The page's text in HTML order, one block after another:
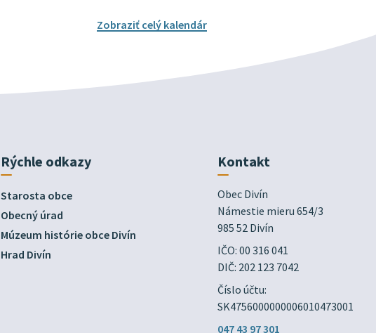
Zobraziť celý kalendár
Rýchle odkazy
Starosta obce
Obecný úrad
Múzeum histórie obce Divín
Hrad Divín
Kontakt
Obec Divín
Námestie mieru 654/3
985 52 Divín
IČO: 00 316 041
DIČ: 202 123 7042
Číslo účtu:
SK4756000000006010473001
047 43 97 301